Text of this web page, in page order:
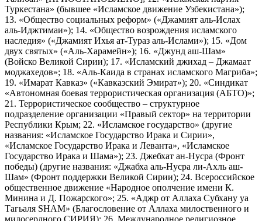
Туркестана» (бывшее «Исламское движение Узбекистана»);
13. «Общество социальных реформ» («Джамият аль-Ислах
аль-Иджтимаи»); 14. «Общество возрождения исламского
наследия» («Джамият Ихья ат-Тураз аль-Ислами»); 15. «Дом
двух святых» («Аль-Харамейн»); 16. «Джунд аш-Шам»
(Войско Великой Сирии); 17. «Исламский джихад – Джамаат
моджахедов»; 18. «Аль-Каида в странах исламского Магриба»;
19. «Имарат Кавказ» («Кавказский Эмират»); 20. «Синдикат
«Автономная боевая террористическая организация (АБТО)»;
21. Террористическое сообщество – структурное
подразделение организации «Правый сектор» на территории
Республики Крым; 22. «Исламское государство» (другие
названия: «Исламское Государство Ирака и Сирии»,
«Исламское Государство Ирака и Леванта», «Исламское
Государство Ирака и Шама»); 23. Джебхат ан-Нусра (Фронт
победы) (другие названия: «Джабха аль-Нусра ли-Ахль аш-
Шам» (Фронт поддержки Великой Сирии); 24. Всероссийское
общественное движение «Народное ополчение имени К.
Минина и Д. Пожарского»; 25. «Аджр от Аллаха Субхану уа
Тагьаля SHAM» (Благословение от Аллаха милоственного и
милосердного СИРИЯ); 26. Международное религиозное